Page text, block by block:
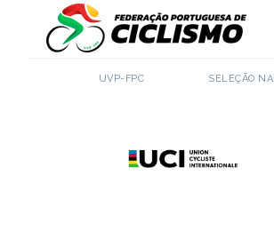
UVP-FPC SELEÇÃO
PARCEIROS